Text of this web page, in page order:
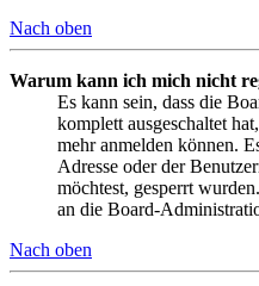
Nach oben
Warum kann ich mich nicht
Es kann sein, dass die
komplett ausgeschaltet
mehr anmelden können.
Adresse oder der
möchtest, gesperrt
an die Board-
Nach oben